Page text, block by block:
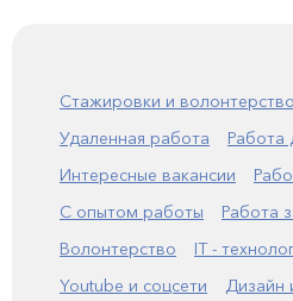
Стажировки и волонтерство
Удаленная работа
Работа
Интересные вакансии
С опытом работы
Работа
Волонтерство
IT -
Youtube и соцсети
Дизайн